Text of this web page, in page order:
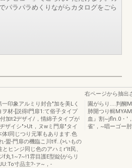
パラパラめくりながらカタログをごら
印象アルミり封合"加を美Lく
材-[説得l門扉1:て俗子タイプ
加t2デザイ/，情綿子タイプが
ザイシ">Ut，ヌwミ門扉"タイ
l同じつり元軍もあります.色
-盟-門扉の機臨こ川t!f..(>いもの
ヒンジ同じ色のアハミr'lt民、
f丸1~7~!1雰目護E型錠{がらリ
寸品主?-ァ~，-
右ページから抽出
園がらり....判醐
肺開つり輯
血』割~jfln.0・'
雀'，~唱ーゴー肘